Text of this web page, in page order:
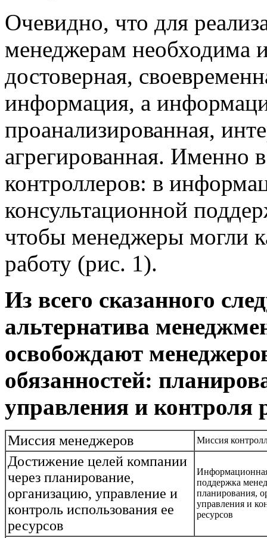
Очевидно, что для
менеджерам необходима
достоверная,
информация, а
проанализированная,
агрегированная. Именно
контроллеров: в
консультационной
чтобы менеджеры могли
работу (рис. 1).
Из всего сказанного
альтернатива
освобождают
обязанностей:
управления и контроля
Миссия менеджеров Миссия
Достижение целей компании
через планирование,
организацию, управление и
контроль использования ее
ресурсов
поддержка
планирования,
управления и
ресурсов